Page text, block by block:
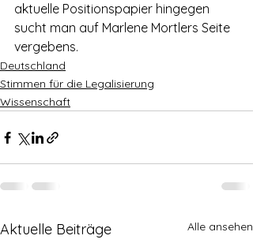
aktuelle Positionspapier hingegen
sucht man auf Marlene Mortlers Seite
vergebens.
Deutschland
Stimmen für die Legalisierung
Wissenschaft
Aktuelle Beiträge Alle ansehen